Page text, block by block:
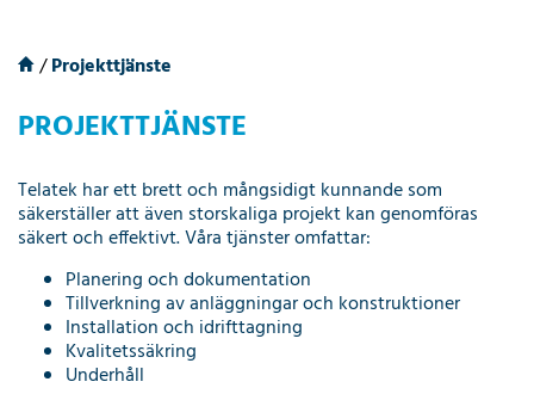
/Projekttjänste
PROJEKTTJÄNSTE
Telatek har ett brett och mångsidigt kunnande som
säkerställer att även storskaliga projekt kan genomföras
säkert och effektivt. Våra tjänster omfattar:
Planering och dokumentation
Tillverkning av anläggningar och konstruktioner
Installation och idrifttagning
Kvalitetssäkring
Underhåll